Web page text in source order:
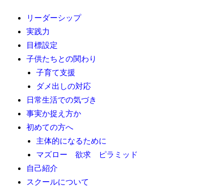
リーダーシップ
実践力
目標設定
子供たちとの関わり
子育て支援
ダメ出しの対応
日常生活での気づき
事実か捉え方か
初めての方へ
主体的になるために
マズロー 欲求 ピラミッド
自己紹介
スクールについて